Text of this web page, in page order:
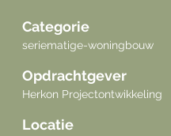
Categorie
seriematige-woningbouw
Opdrachtgever
Herkon Projectontwikkeling
Locatie